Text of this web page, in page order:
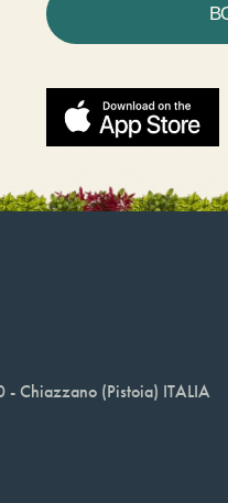
Chiazzano (Pistoia) ITALIA